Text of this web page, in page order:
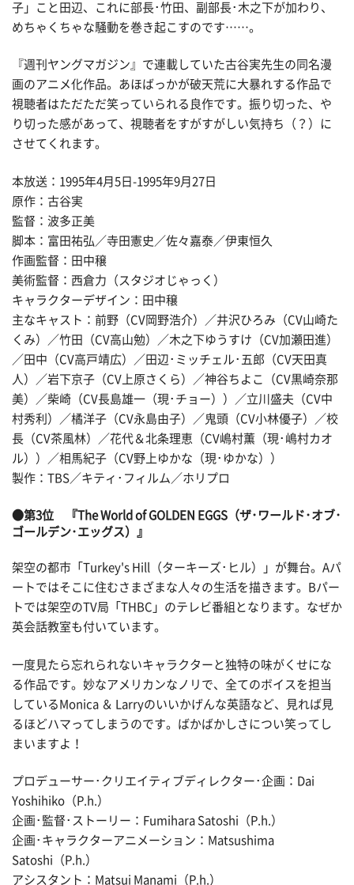
子」こと田辺、これに部長･竹田、副部長･木之下が加わり、
めちゃくちゃな騒動を巻き起こすのです……。
『週刊ヤングマガジン』で連載していた古谷実先生の同名漫
画のアニメ化作品。あほばっかが破天荒に大暴れする作品で
視聴者はただただ笑っていられる良作です。振り切った、や
り切った感があって、視聴者をすがすがしい気持ち（？）に
させてくれます。
本放送：1995年4月5日-1995年9月27日
原作：古谷実
監督：波多正美
脚本：富田祐弘／寺田憲史／佐々嘉泰／伊東恒久
作画監督：田中穣
美術監督：西倉力（スタジオじゃっく）
キャラクターデザイン：田中穣
主なキャスト：前野（CV岡野浩介）／井沢ひろみ（CV山崎た
くみ）／竹田（CV高山勉）／木之下ゆうすけ（CV加瀬田進）
／田中（CV高戸靖広）／田辺･ミッチェル･五郎（CV天田真
人）／岩下京子（CV上原さくら）／神谷ちよこ（CV黒崎奈那
美）／柴崎（CV長島雄一（現･チョー））／立川盛夫（CV中
村秀利）／橘洋子（CV永島由子）／鬼頭（CV小林優子）／校
長（CV茶風林）／花代＆北条理恵（CV嶋村薫（現･嶋村カオ
ル））／相馬紀子（CV野上ゆかな（現･ゆかな））
製作：TBS／キティ･フィルム／ホリプロ
●第3位 『The World of GOLDEN EGGS（ザ･ワールド･オブ･
ゴールデン･エッグス）』
架空の都市「Turkey's Hill（ターキーズ･ヒル）」が舞台。Aパ
ートではそこに住むさまざまな人々の生活を描きます。Bパー
トでは架空のTV局「THBC」のテレビ番組となります。なぜか
英会話教室も付いています。
一度見たら忘れられないキャラクターと独特の味がくせにな
る作品です。妙なアメリカンなノリで、全てのボイスを担当
しているMonica ＆ Larryのいいかげんな英語など、見れば見
るほどハマってしまうのです。ばかばかしさについ笑ってし
まいますよ！
プロデューサー･クリエイティブディレクター･企画：Dai
Yoshihiko（P.h.）
企画･監督･ストーリー：Fumihara Satoshi（P.h.）
企画･キャラクターアニメーション：Matsushima
Satoshi（P.h.）
アシスタント：Matsui Manami（P.h.）